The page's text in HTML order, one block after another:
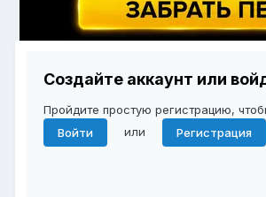
Создайте аккаунт или
Пройдите простую регистрацию,
Войти
или Регистрация